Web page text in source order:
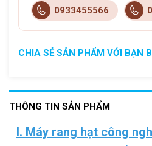
0933455566
CHIA SẺ SẢN PHẨM VỚI BẠN
THÔNG TIN SẢN PHẨM
I. Máy rang hạt công